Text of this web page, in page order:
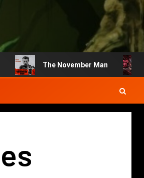
The November Man